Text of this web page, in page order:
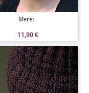
Meret
11,90 €